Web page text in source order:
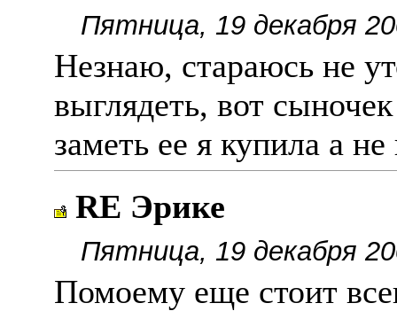
Пятница, 19 декабря
Незнаю, стараюсь не
выглядеть, вот
заметь ее я купила а
RE Эрике
Пятница, 19 декабря
Помоему еще стоит